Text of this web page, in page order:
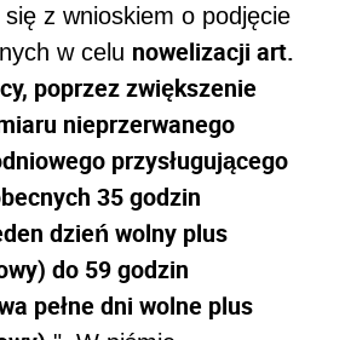
z wnioskiem o podjęcie
w celu nowelizacji art.
poprzez zwiększenie
nieprzerwanego
przysługującego
35 godzin
dzień wolny plus
do 59 godzin
pełne dni wolne plus